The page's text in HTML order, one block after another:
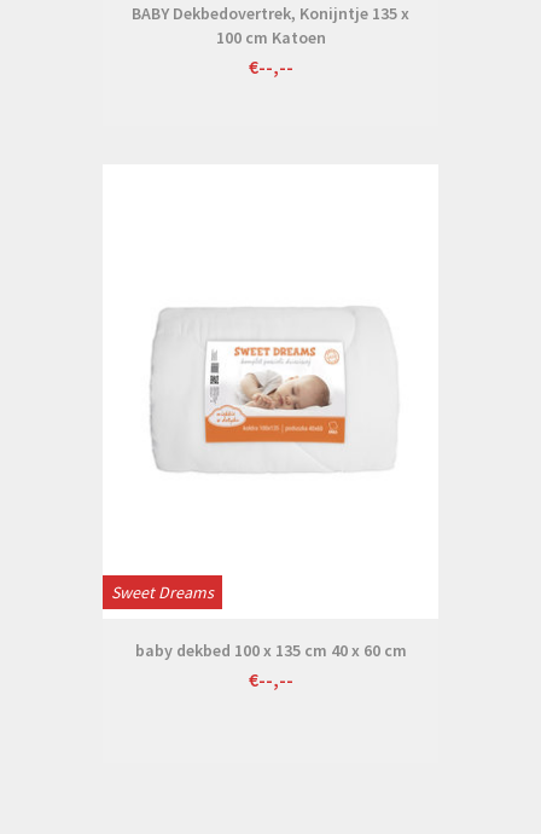
BABY Dekbedovertrek, Konijntje 135 x
100 cm Katoen
€--,--
Sweet Dreams
baby dekbed 100 x 135 cm 40 x 60 cm
€--,--